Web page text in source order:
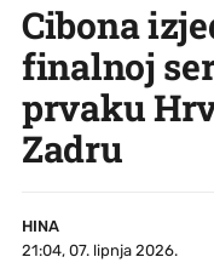
Cibona
finalnoj
prvaku
Zadru
HINA
21:04, 07. lipnja 2026.